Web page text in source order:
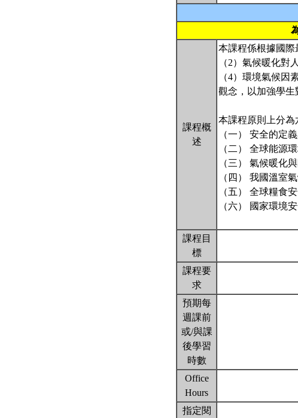
課程概
述
本課程係根據國際
（2）氣候暖化對
（4）環境氣候因
觀念，以加強學生
本課程原則上分為
（一） 安全的定
（二） 全球能源
（三） 氣候暖化
（四） 我國溫室
（五） 全球糧食
（六） 國家環境
課程目
標
課程要
求
預期每
週課前
或/與課
後學習
時數
Office
Hours
指定閱